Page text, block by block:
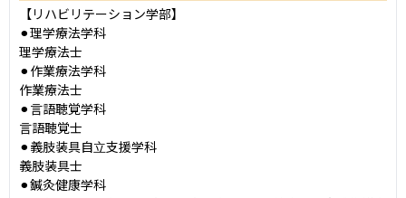
【リハビリテーション学部】
⚫︎理学療法学科
理学療法士
⚫︎作業療法学科
作業療法士
⚫︎言語聴覚学科
言語聴覚士
⚫︎義肢装具自立支援学科
義肢装具士
⚫︎鍼灸健康学科